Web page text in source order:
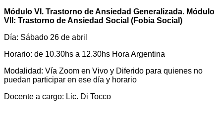
Módulo VI. Trastorno de Ansiedad Generalizada. Módulo
VII: Trastorno de Ansiedad Social (Fobia Social)
Día: Sábado 26 de abril
Horario: de 10.30hs a 12.30hs Hora Argentina
Modalidad: Vía Zoom en Vivo y Diferido para quienes no
puedan participar en ese día y horario
Docente a cargo: Lic. Di Tocco